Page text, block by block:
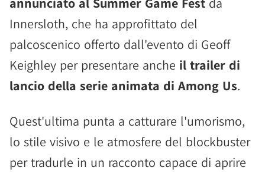
Innersloth, che ha approfittato del
palcoscenico offerto dall'evento di Geoff
Keighley per presentare anche il trailer di
lancio della serie animata di Among Us.
Quest'ultima punta a catturare l'umorismo,
lo stile visivo e le atmosfere del blockbuster
per tradurle in un racconto capace di aprire